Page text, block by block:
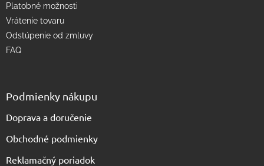
Platobné možnosti
Vrátenie tovaru
Odstúpenie od zmluvy
FAQ
Podmienky nákupu
Doprava a doručenie
Obchodné podmienky
Reklamačný poriadok